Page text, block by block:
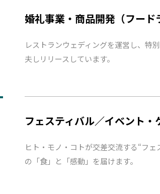
婚礼事業・商品開発（フード
レストランウェディングを運営し、特
夫しリリースしています。
フェスティバル／イベント
ヒト・モノ・コトが交差交流する“フ
の「食」と「感動」を届けます。